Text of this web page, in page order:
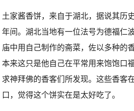
土家酱香饼，来自于湖北，据说其历
年间。湖北当地有一位法号为德福仁
庙中用自己制作的斋菜，佐以多种的
本来这只是他自己在平常用来饱饱口
求神拜佛的香客们所发现。这些香客
口，觉得这个饼实在是太好吃了。